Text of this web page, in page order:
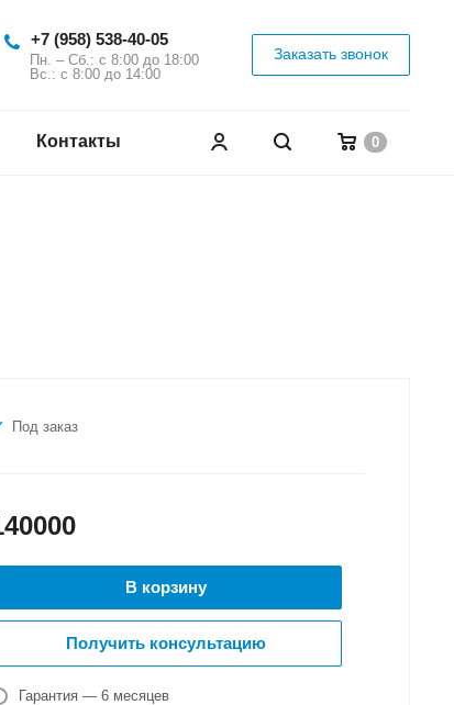
+7 (958) 538-40-05
Пн. – Сб.: с 8:00 до 18:00
Вс.: с 8:00 до 14:00
Заказать звонок
0
Контакты
Под заказ
В корзину
Получить консультацию
Гарантия — 6 месяцев